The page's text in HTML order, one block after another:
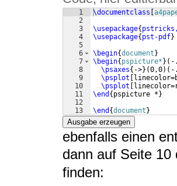
1
2
3
4
5
6
7
8
9
10
11
12
13
\documentclass
\usepackage{
\usepackage{ pst-pdf}
\begin{document }
\begin{ pspicture* } ( -
\psaxes{ ->} (0,0) ( -
\psplot
\psplot
\end { pspicture * }
\end {document }
Ausgabe erzeugen
ebenfalls einen
dann auf Seite 10
finden: